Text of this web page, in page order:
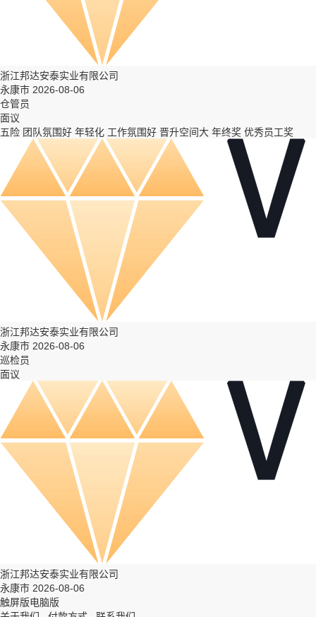
浙江邦达安泰实业有限公司
永康市 2026-08-06
仓管员
面议
五险 团队氛围好 年轻化 工作氛围好 晋升空间大 年终奖 优秀员工奖
浙江邦达安泰实业有限公司
永康市 2026-08-06
巡检员
面议
浙江邦达安泰实业有限公司
永康市 2026-08-06
触屏版电脑版